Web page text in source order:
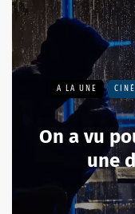
A LA UNE
On a vu
une